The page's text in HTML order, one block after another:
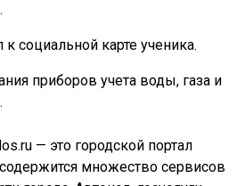
к социальной карте ученика.
приборов учета воды, газа и
— это городской портал
множество сервисов